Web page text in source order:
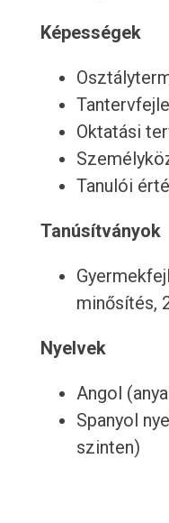
Képességek
Oktatási
Tanulói
Tanúsítványok
minősítés,
Nyelvek
Angol
Spanyol
szinten)